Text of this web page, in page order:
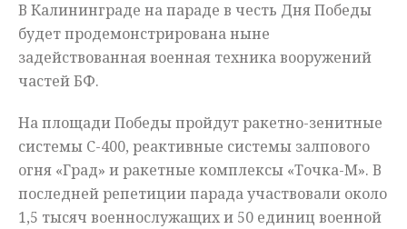
В Калининграде на параде в честь Дня Победы
будет продемонстрирована ныне
задействованная военная техника вооружений
частей БФ.
На площади Победы пройдутракетно-зенитные
системы С-400, реактивные системы залпового
огня «Град» и ракетные комплексы «Точка-М». В
последней репетиции парада участвовали около
1,5 тысяч военнослужащих и 50 единиц военной